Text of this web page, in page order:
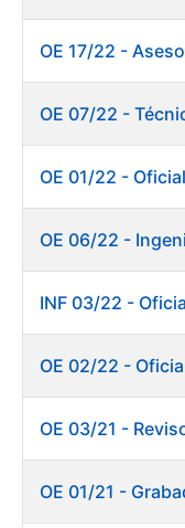
OE 17/22 -
OE 02/22 -
OE 01/21 -